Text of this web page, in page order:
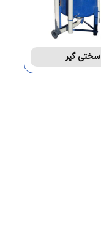
سختی گیر